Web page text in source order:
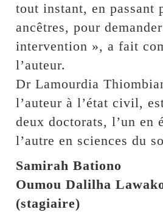
tout instant, en passant
ancêtres, pour
intervention », a fait
l’auteur.
Dr Lamourdia
l’auteur à l’état civil,
deux doctorats, l’un en
l’autre en sciences du
Samirah Bationo
Oumou Dalilha
(stagiaire)